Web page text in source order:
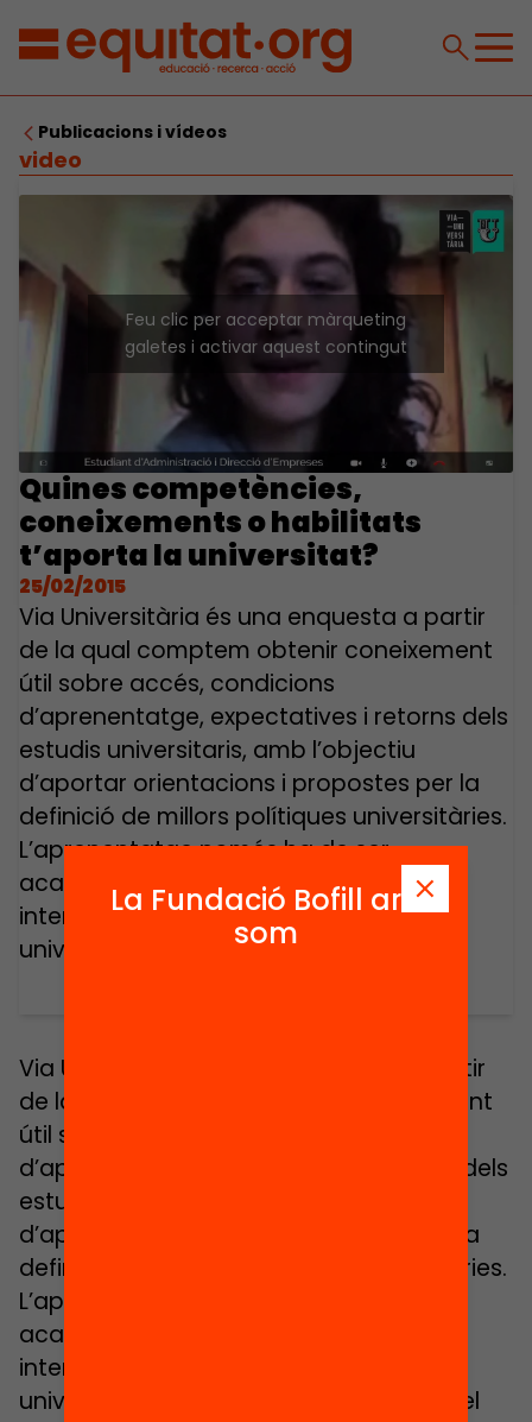
Publicacions i vídeos
video
Feu clic per acceptar màrqueting
galetes i activar aquest contingut
Quines competències,
coneixements o habilitats
t’aporta la universitat?
25/02/2015
Via Universitària és una enquesta a partir
de la qual comptem obtenir coneixement
útil sobre accés, condicions
d’aprenentatge, expectatives i retorns dels
estudis universitaris, amb l’objectiu
d’aportar orientacions i propostes per la
definició de millors polítiques universitàries.
L’aprenentatge només ha de ser
acadèmic? L’actitud i les relacions
interpersonals, com es treballen a la
universitat? Estudiants […]
Via Universitària és una enquesta a partir
de la qual comptem obtenir coneixement
útil sobre accés, condicions
d’aprenentatge, expectatives i retorns dels
estudis universitaris, amb l’objectiu
d’aportar orientacions i propostes per la
definició de millors polítiques universitàries.
L’aprenentatge només ha de ser
acadèmic? L’actitud i les relacions
interpersonals, com es treballen a la
universitat? Estudiants participants en el
La Fundació Bofill ara
som